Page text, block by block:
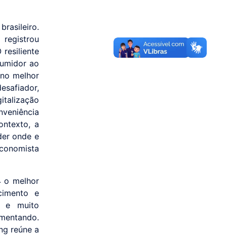
resiliente
ao
melhor
a
onde e
o melhor
e
e muito
reúne a